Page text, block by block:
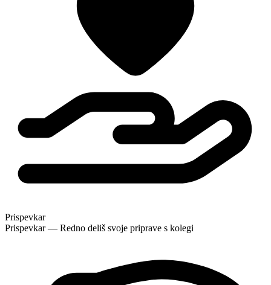
Prispevkar
Prispevkar — Redno deliš svoje priprave s kolegi